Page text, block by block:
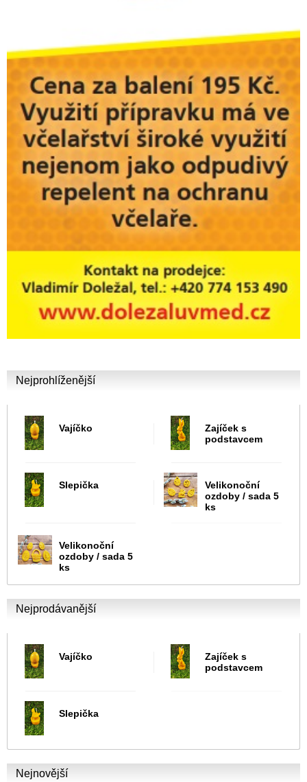
Nejprohlíženější
Vajíčko
Zajíček s
podstavcem
Slepička
Velikonoční
ozdoby / sada 5
ks
Velikonoční
ozdoby / sada 5
ks
Nejprodávanější
Vajíčko
Zajíček s
podstavcem
Slepička
Nejnovější